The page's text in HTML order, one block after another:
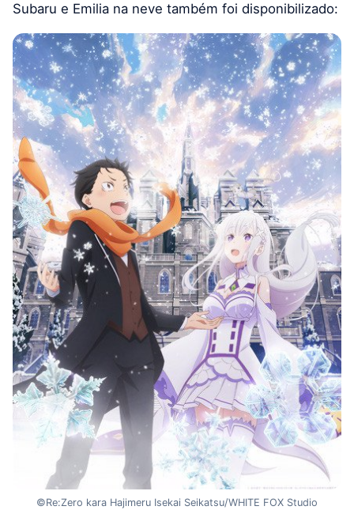
Subaru e Emilia na neve também foi disponibilizado:
©Re:Zero kara Hajimeru Isekai Seikatsu/WHITE FOX Studio